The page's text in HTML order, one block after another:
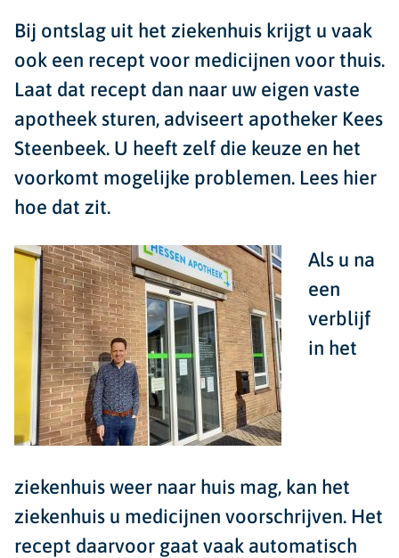
Bij ontslag uit het ziekenhuis krijgt u vaak
ook een recept voor medicijnen voor thuis.
Laat dat recept dan naar uw eigen vaste
apotheek sturen, adviseert apotheker Kees
Steenbeek. U heeft zelf die keuze en het
voorkomt mogelijke problemen. Lees hier
hoe dat zit.
Als u na
een
verblijf
in het
ziekenhuis weer naar huis mag, kan het
ziekenhuis u medicijnen voorschrijven. Het
recept daarvoor gaat vaak automatisch